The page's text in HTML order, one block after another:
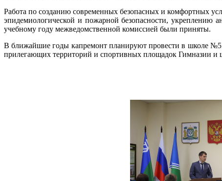
Работа по созданию современных безопасных и комфортных
эпидемиологической и пожарной безопасности, укреплению
учебному году межведомственной комиссией были приняты.
В ближайшие годы капремонт планируют провести в школе №5
прилегающих территорий и спортивных площадок Гимназии